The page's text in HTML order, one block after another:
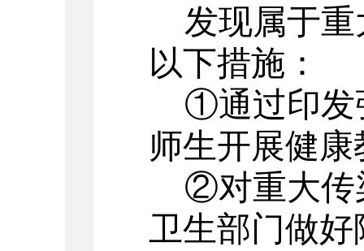
发现属于
以下措施：
①通过印发
师生开展健康
②对重大传
卫生部门做